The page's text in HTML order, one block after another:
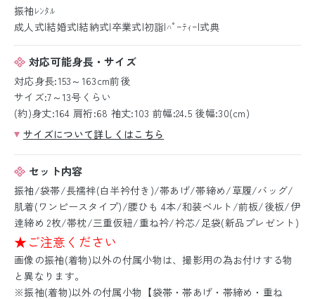
振袖ﾚﾝﾀﾙ
成人式|結婚式|結納式|卒業式|初詣|ﾊﾟｰﾃｨｰ|式典
対応可能身長・サイズ
対応身長:153～163cm前後
サイズ:7～13号くらい
(約)身丈:164 肩裄:68 袖丈:103 前幅:24.5 後幅:30(cm)
サイズについて詳しくはこちら
セット内容
振袖/袋帯/長襦袢(白半衿付き)/帯あげ/帯締め/草履/バッグ/
肌着(ワンピースタイプ)/腰ひも 4本/和装ベルト/前板/後板/伊
逹締め 2枚/帯枕/三重仮紐/重ね衿/衿芯/足袋(新品プレゼント)
★ご注意ください
画像の振袖(着物)以外の付属小物は、撮影用の為お付けする物
と異なります。
※振袖(着物)以外の付属小物【袋帯・帯あげ・帯締め・重ね